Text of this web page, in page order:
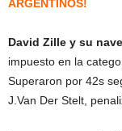
ARGENTINOS!
David Zille y su
impuesto en la
Superaron por 42s
J.Van Der Stelt,